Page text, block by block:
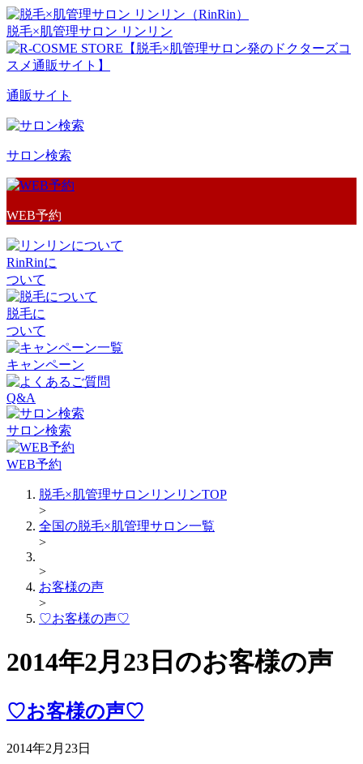
脱毛×肌管理サロン リンリン
通販サイト
サロン検索
WEB予約
RinRinに
ついて
脱毛に
ついて
キャンペーン
Q&A
サロン検索
WEB予約
脱毛×肌管理サロンリンリンTOP
>
全国の脱毛×肌管理サロン一覧
>
>
お客様の声
>
♡お客様の声♡
2014年2月23日のお客様の声
♡お客様の声♡
2014年2月23日